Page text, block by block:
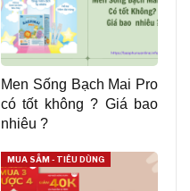
Men Sống Bạch Mai Pro
có tốt không ? Giá bao
nhiêu ?
MUA SẮM - TIÊU DÙNG